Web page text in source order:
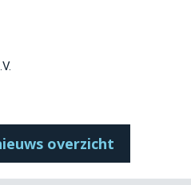
overzicht